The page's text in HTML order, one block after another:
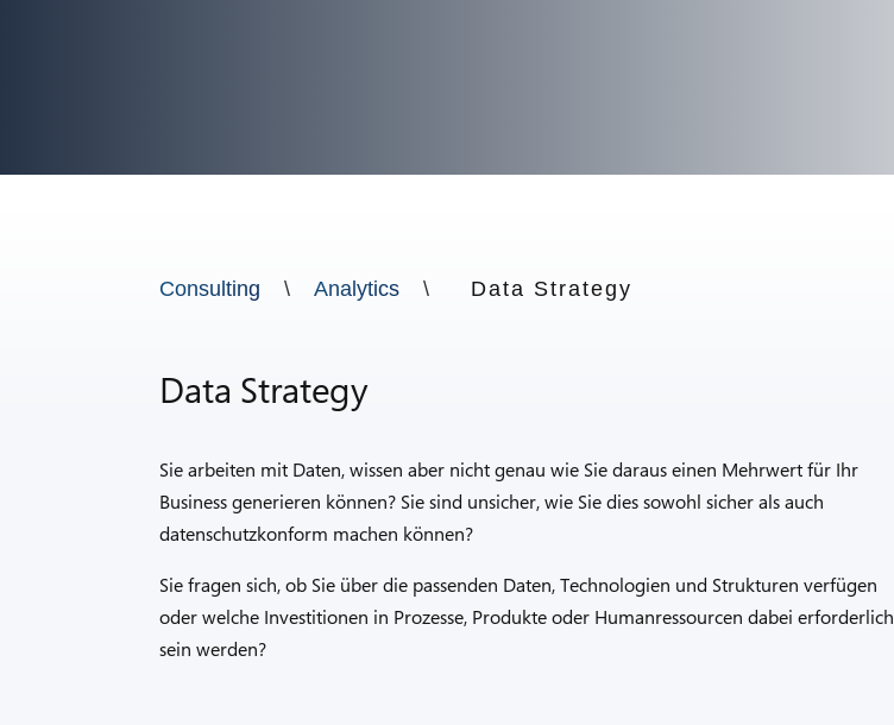
Consulting \ Analytics \ Data Strategy
Data Strategy
Sie arbeiten mit Daten, wissen aber nicht genau wie Sie daraus einen Mehrwert für Ihr
Business generieren können? Sie sind unsicher, wie Sie dies sowohl sicher als auch
datenschutzkonform machen können?
Sie fragen sich, ob Sie über die passenden Daten, Technologien und Strukturen verfügen
oder welche Investitionen in Prozesse, Produkte oder Humanressourcen dabei erforderlich
sein werden?